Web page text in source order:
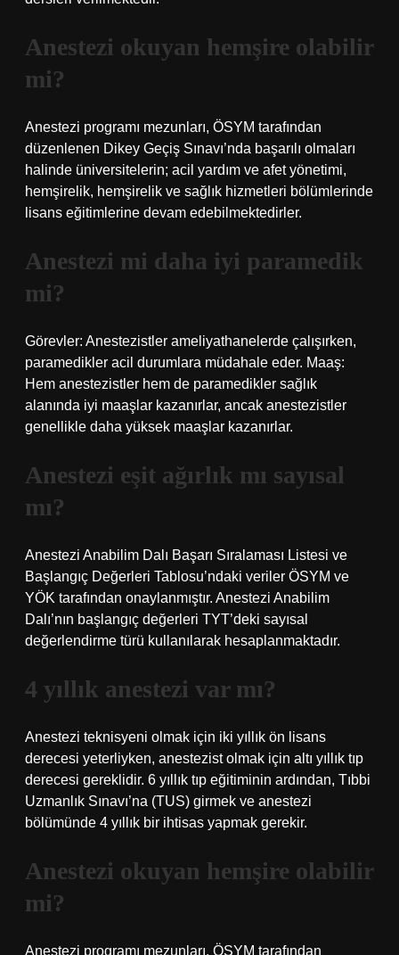
Anestezi okuyan hemşire olabilir
mi?
Anestezi programı mezunları, ÖSYM tarafından
düzenlenen Dikey Geçiş Sınavı’nda başarılı olmaları
halinde üniversitelerin; acil yardım ve afet yönetimi,
hemşirelik, hemşirelik ve sağlık hizmetleri bölümlerinde
lisans eğitimlerine devam edebilmektedirler.
Anestezi mi daha iyi paramedik
mi?
Görevler: Anestezistler ameliyathanelerde çalışırken,
paramedikler acil durumlara müdahale eder. Maaş:
Hem anestezistler hem de paramedikler sağlık
alanında iyi maaşlar kazanırlar, ancak anestezistler
genellikle daha yüksek maaşlar kazanırlar.
Anestezi eşit ağırlık mı sayısal
mı?
Anestezi Anabilim Dalı Başarı Sıralaması Listesi ve
Başlangıç ​​Değerleri Tablosu’ndaki veriler ÖSYM ve
YÖK tarafından onaylanmıştır. Anestezi Anabilim
Dalı’nın başlangıç ​​değerleri TYT’deki sayısal
değerlendirme türü kullanılarak hesaplanmaktadır.
4 yıllık anestezi var mı?
Anestezi teknisyeni olmak için iki yıllık ön lisans
derecesi yeterliyken, anestezist olmak için altı yıllık tıp
derecesi gereklidir. 6 yıllık tıp eğitiminin ardından, Tıbbi
Uzmanlık Sınavı’na (TUS) girmek ve anestezi
bölümünde 4 yıllık bir ihtisas yapmak gerekir.
Anestezi okuyan hemşire olabilir
mi?
Anestezi programı mezunları, ÖSYM tarafından